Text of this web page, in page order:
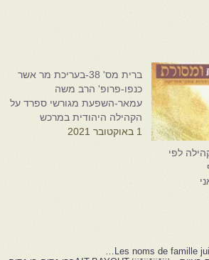
לפי
ברית מס' 38-בעריכת מר אשר
כנפו-פרופ' הרב משה
עמאר-השפעת מגורשי ספרד על
הקהילה היהודית במרכש
1 באוקטובר 2021